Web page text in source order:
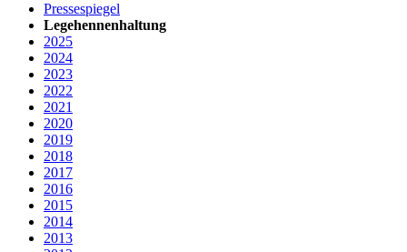
Pressespiegel
Legehennenhaltung
2025
2024
2023
2022
2021
2020
2019
2018
2017
2016
2015
2014
2013